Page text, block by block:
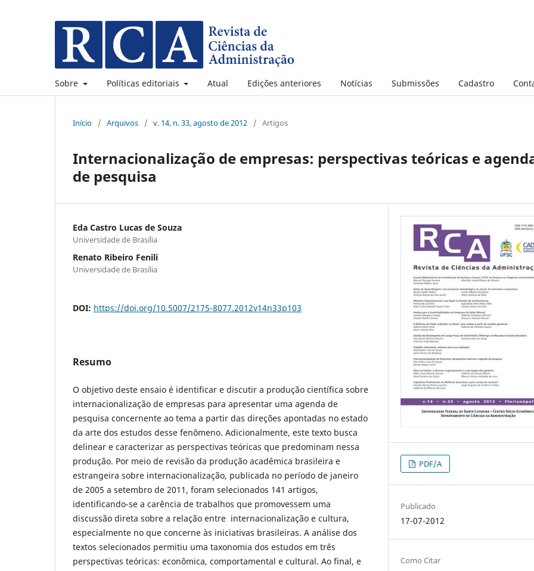
Sobre Políticas editoriais Atual Edições anteriores Notícias Submissões Cadastro
Início / Arquivos / v. 14, n. 33, agosto de 2012 / Artigos
Internacionalização de empresas: perspectivas teóricas e
de pesquisa
Eda Castro Lucas de Souza
Universidade de Brasília
Renato Ribeiro Fenili
Universidade de Brasília
DOI: https://doi.org/10.5007/2175-8077.2012v14n33p103
Resumo
O objetivo deste ensaio é identificar e discutir a produção científica sobre
internacionalização de empresas para apresentar uma agenda de
pesquisa concernente ao tema a partir das direções apontadas no estado
da arte dos estudos desse fenômeno. Adicionalmente, este texto busca
delinear e caracterizar as perspectivas teóricas que predominam nessa
produção. Por meio de revisão da produção acadêmica brasileira e
estrangeira sobre internacionalização, publicada no período de janeiro
de 2005 a setembro de 2011, foram selecionados 141 artigos,
identificando-se a carência de trabalhos que promovessem uma
discussão direta sobre a relação entre internacionalização e cultura,
especialmente no que concerne às iniciativas brasileiras. A análise dos
textos selecionados permitiu uma taxonomia dos estudos em três
perspectivas teóricas: econômica, comportamental e cultural. Ao final, e
PDF/A
Publicado
17-07-2012
Como Citar